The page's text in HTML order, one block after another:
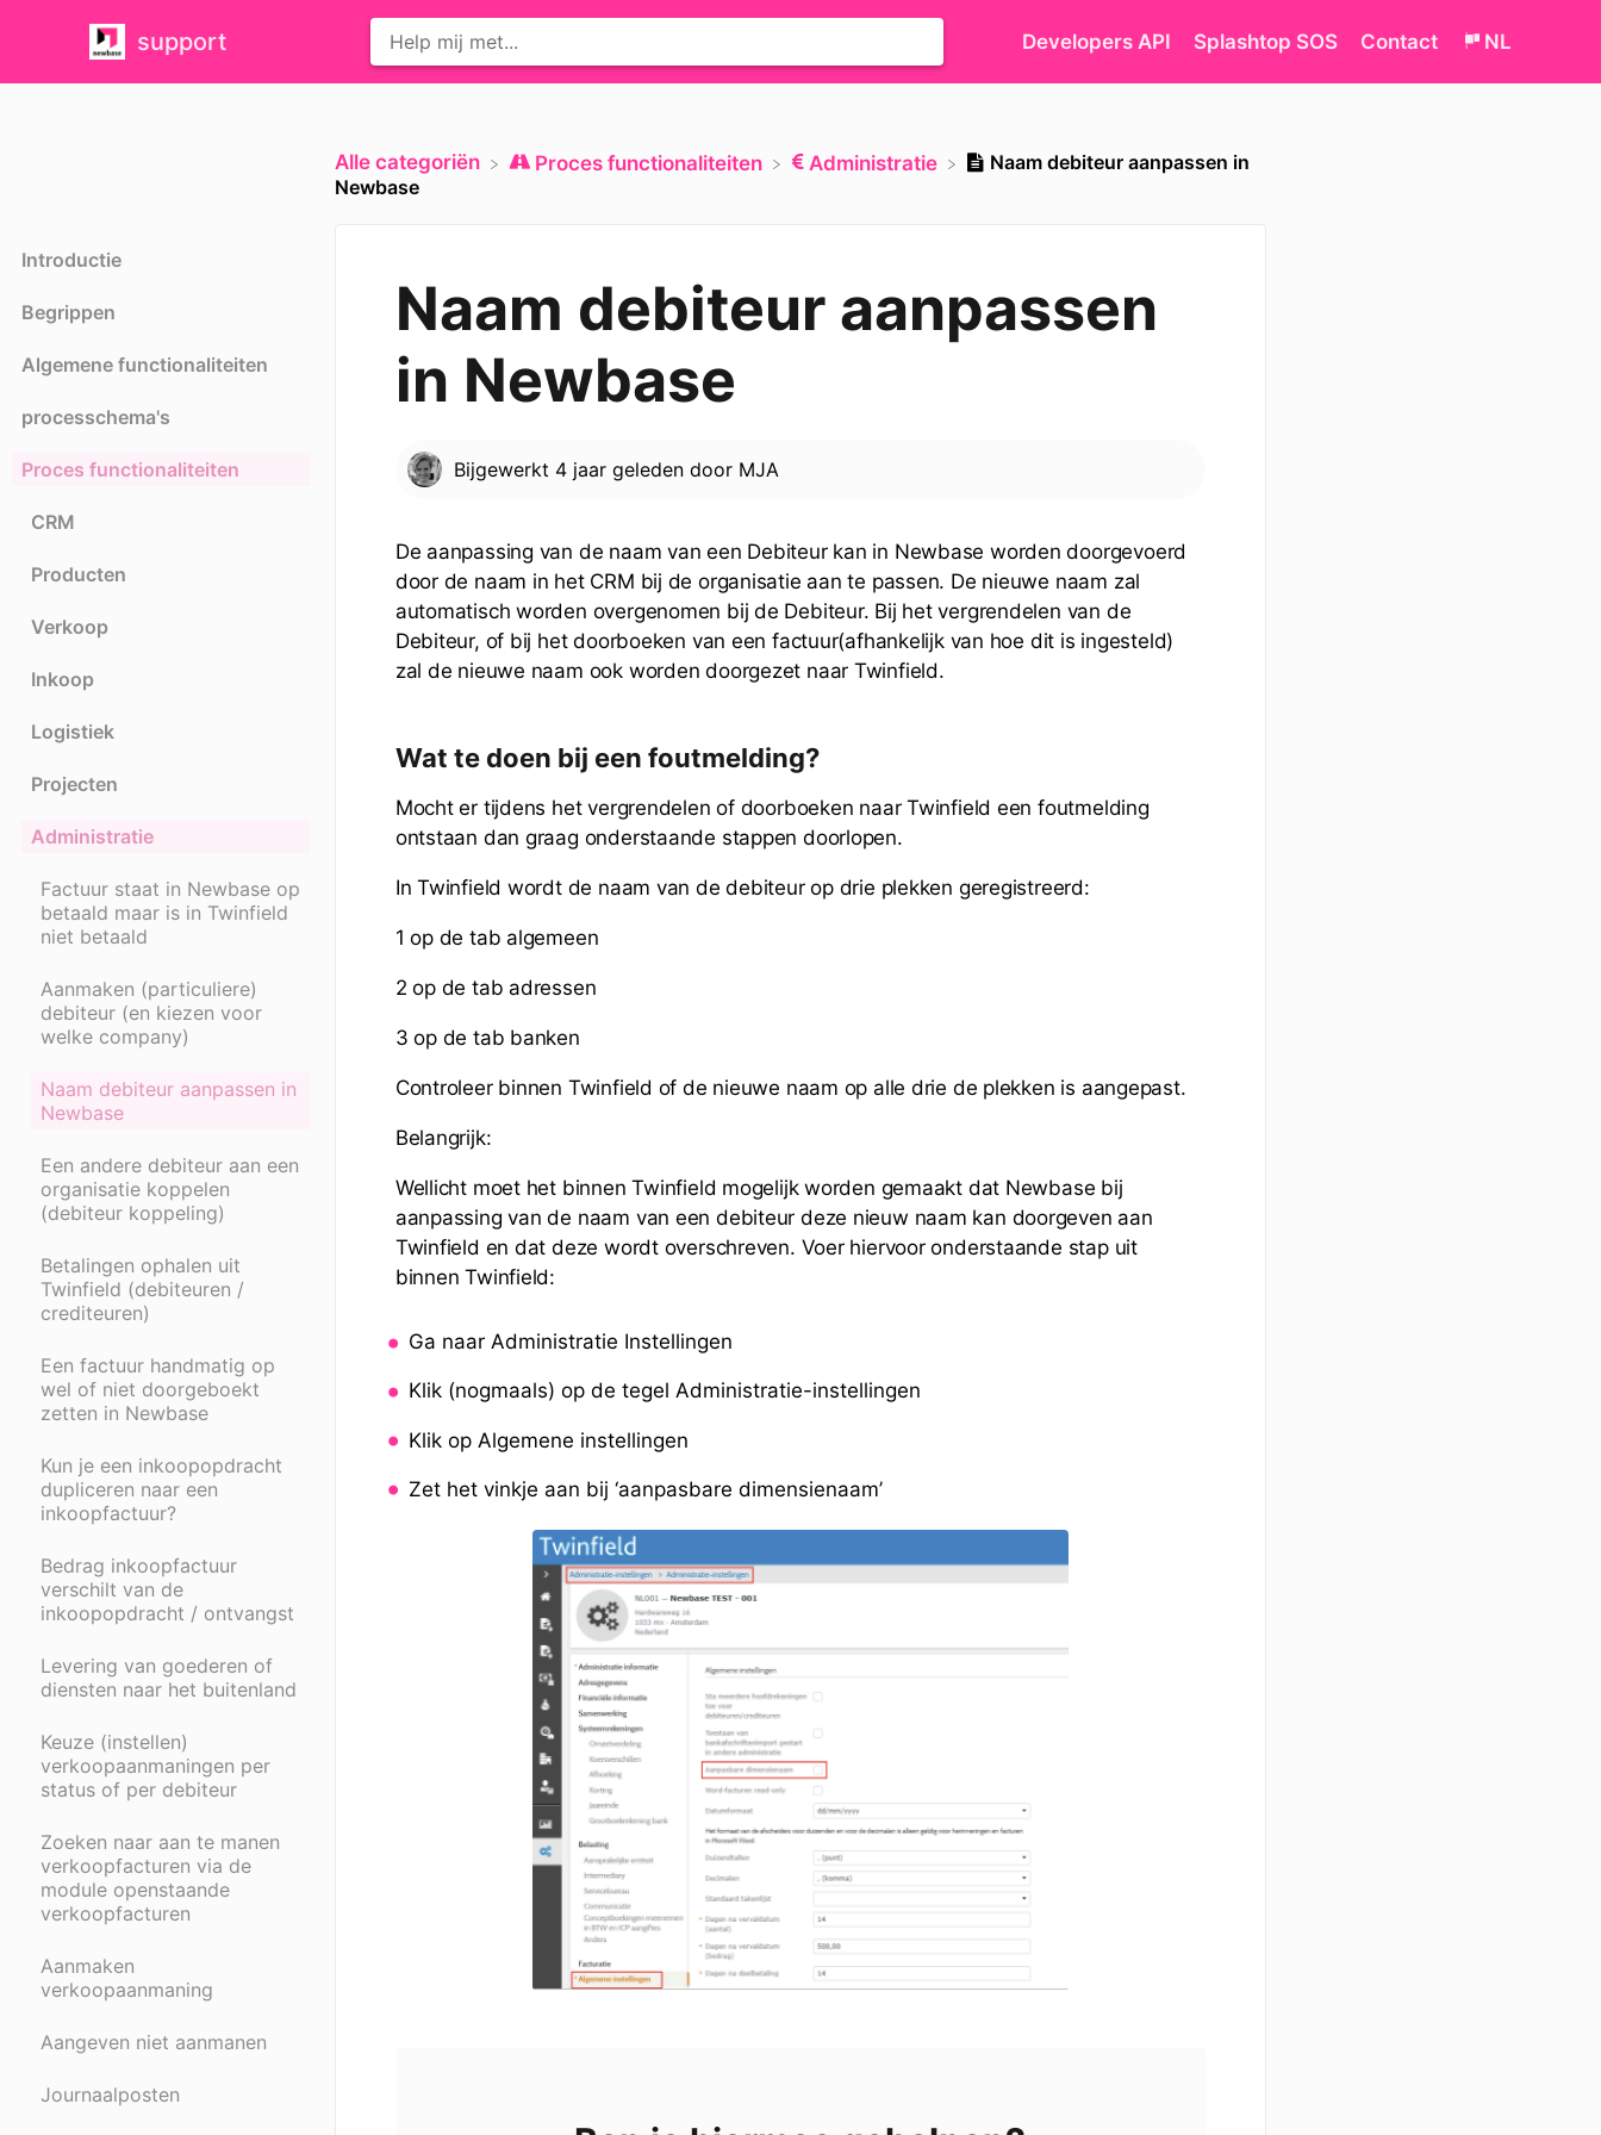
support Developers API Splashtop SOS Contact NL
Introductie
Begrippen
Algemene functionaliteiten
processchema's
Proces functionaliteiten
CRM
Producten
Verkoop
Inkoop
Logistiek
Projecten
Administratie
Factuur staat in Newbase op
betaald maar is in Twinfield
niet betaald
Aanmaken (particuliere)
debiteur (en kiezen voor
welke company)
Naam debiteur aanpassen in
Newbase
Een andere debiteur aan een
organisatie koppelen
(debiteur koppeling)
Betalingen ophalen uit
Twinfield (debiteuren /
crediteuren)
Een factuur handmatig op
wel of niet doorgeboekt
zetten in Newbase
Kun je een inkoopopdracht
dupliceren naar een
inkoopfactuur?
Bedrag inkoopfactuur
verschilt van de
inkoopopdracht / ontvangst
Levering van goederen of
diensten naar het buitenland
Keuze (instellen)
verkoopaanmaningen per
status of per debiteur
Zoeken naar aan te manen
verkoopfacturen via de
module openstaande
verkoopfacturen
Aanmaken
verkoopaanmaning
Aangeven niet aanmanen
Journaalposten
Alle categoriën ​Proces functionaliteiten ​Administratie
Naam debiteur aanpassen in
Newbase
Naam debiteur aanpassen
in Newbase
Bijgewerkt 4 jaar geleden door MJA
De aanpassing van de naam van een Debiteur kan in Newbase worden doorgevoerd
door de naam in het CRM bij de organisatie aan te passen. De nieuwe naam zal
automatisch worden overgenomen bij de Debiteur. Bij het vergrendelen van de
Debiteur, of bij het doorboeken van een factuur(afhankelijk van hoe dit is ingesteld)
zal de nieuwe naam ook worden doorgezet naar Twinfield.
Wat te doen bij een foutmelding?
Mocht er tijdens het vergrendelen of doorboeken naar Twinfield een foutmelding
ontstaan dan graag onderstaande stappen doorlopen.
In Twinfield wordt de naam van de debiteur op drie plekken geregistreerd:
1 op de tab algemeen
2 op de tab adressen
3 op de tab banken
Controleer binnen Twinfield of de nieuwe naam op alle drie de plekken is aangepast.
Belangrijk:
Wellicht moet het binnen Twinfield mogelijk worden gemaakt dat Newbase bij
aanpassing van de naam van een debiteur deze nieuw naam kan doorgeven aan
Twinfield en dat deze wordt overschreven. Voer hiervoor onderstaande stap uit
binnen Twinfield:
Ga naar Administratie Instellingen
Klik (nogmaals) op de tegel Administratie-instellingen
Klik op Algemene instellingen
Zet het vinkje aan bij ‘aanpasbare dimensienaam’